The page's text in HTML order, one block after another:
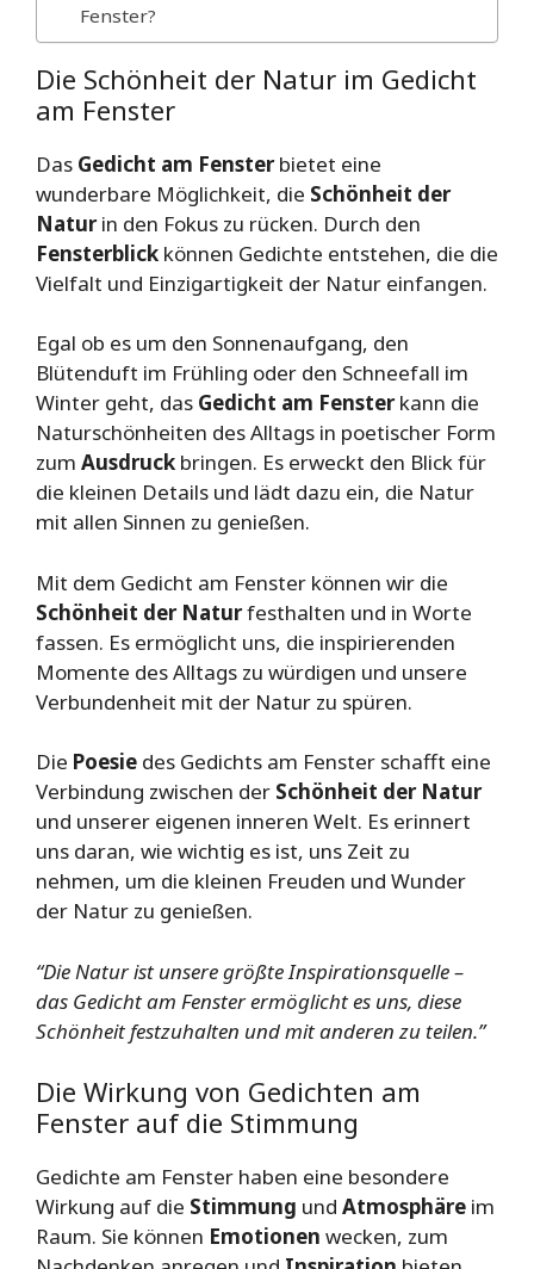
Fenster?
Die Schönheit der Natur im Gedicht
am Fenster
Das Gedicht am Fensterbietet eine
wunderbare Möglichkeit, die Schönheit der
Naturin den Fokus zu rücken. Durch den
Fensterblick können Gedichte entstehen, die die
Vielfalt und Einzigartigkeit der Natur einfangen.
Egal ob es um den Sonnenaufgang, den
Blütenduft im Frühling oder den Schneefall im
Winter geht, das Gedicht am Fensterkann die
Naturschönheiten des Alltags in poetischer Form
zum Ausdruck bringen. Es erweckt den Blick für
die kleinen Details und lädt dazu ein, die Natur
mit allen Sinnen zu genießen.
Mit dem Gedicht am Fenster können wir die
Schönheit der Naturfesthalten und in Worte
fassen. Es ermöglicht uns, die inspirierenden
Momente des Alltags zu würdigen und unsere
Verbundenheit mit der Natur zu spüren.
Die Poesie des Gedichts am Fenster schafft eine
Verbindung zwischen der Schönheit der Natur
und unserer eigenen inneren Welt. Es erinnert
uns daran, wie wichtig es ist, uns Zeit zu
nehmen, um die kleinen Freuden und Wunder
der Natur zu genießen.
“Die Natur ist unsere größte Inspirationsquelle –
das Gedicht am Fenster ermöglicht es uns, diese
Schönheit festzuhalten und mit anderen zu teilen.”
Die Wirkung von Gedichten am
Fenster auf die Stimmung
Gedichte am Fenster haben eine besondere
Wirkung auf die Stimmung und Atmosphäre im
Raum. Sie können Emotionen wecken, zum